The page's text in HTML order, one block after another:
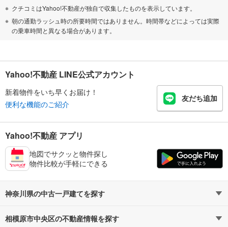
クチコミはYahoo!不動産が独自で収集したものを表示しています。
朝の通勤ラッシュ時の所要時間ではありません。時間帯などによっては実際
の乗車時間と異なる場合があります。
Yahoo!不動産 LINE公式アカウント
新着物件をいち早くお届け！
便利な機能のご紹介
友だち追加
Yahoo!不動産 アプリ
地図でサクッと物件探し
物件比較が手軽にできる
神奈川県の中古一戸建てを探す
路線・駅から探す
相模原市中央区の不動産情報を探す